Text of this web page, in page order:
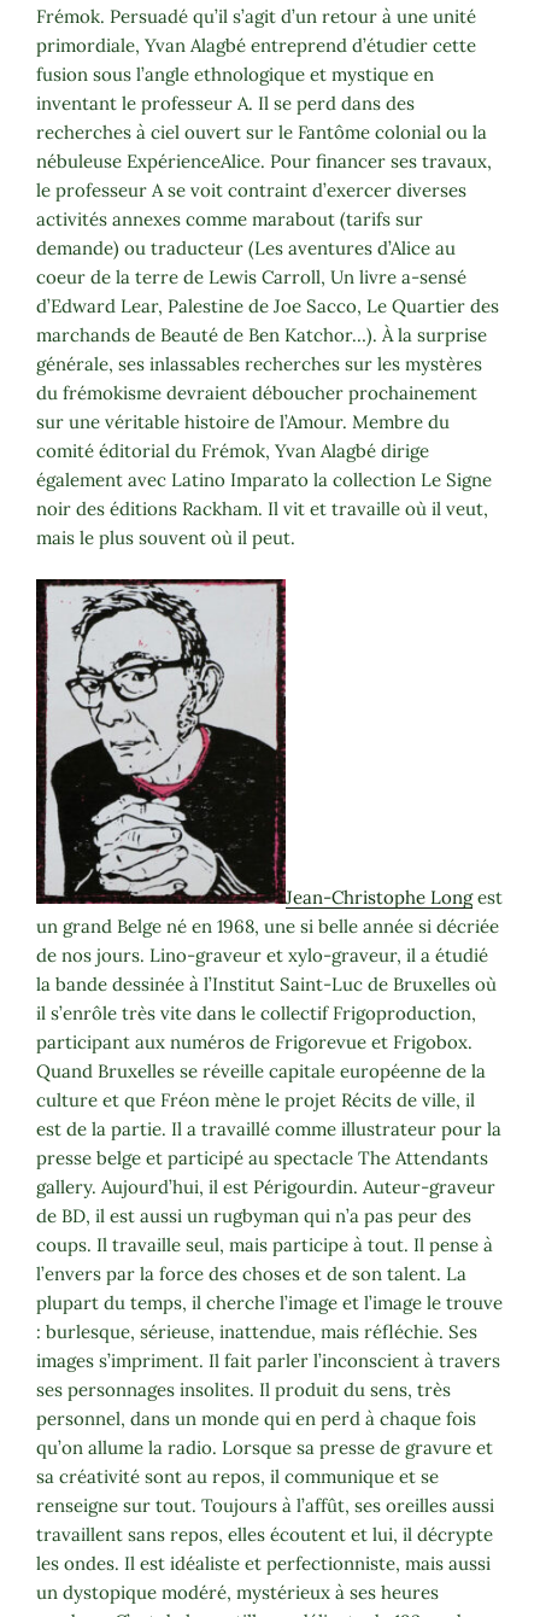
Frémok. Persuadé qu’il s’agit d’un retour à une unité
primordiale, Yvan Alagbé entreprend d’étudier cette
fusion sous l’angle ethnologique et mystique en
inventant le professeur A. Il se perd dans des
recherches à ciel ouvert sur le Fantôme colonial ou la
nébuleuse ExpérienceAlice. Pour financer ses travaux,
le professeur A se voit contraint d’exercer diverses
activités annexes comme marabout (tarifs sur
demande) ou traducteur (Les aventures d’Alice au
coeur de la terre de Lewis Carroll, Un livre a-sensé
d’Edward Lear, Palestine de Joe Sacco, Le Quartier des
marchands de Beauté de Ben Katchor…). À la surprise
générale, ses inlassables recherches sur les mystères
du frémokisme devraient déboucher prochainement
sur une véritable histoire de l’Amour. Membre du
comité éditorial du Frémok, Yvan Alagbé dirige
également avec Latino Imparato la collection Le Signe
noir des éditions Rackham. Il vit et travaille où il veut,
mais le plus souvent où il peut.
Jean-Christophe Longest
un grand Belge né en 1968, une si belle année si décriée
de nos jours. Lino-graveur et xylo-graveur, il a étudié
la bande dessinée à l’Institut Saint-Luc de Bruxelles où
il s’enrôle très vite dans le collectif Frigoproduction,
participant aux numéros de Frigorevue et Frigobox.
Quand Bruxelles se réveille capitale européenne de la
culture et que Fréon mène le projet Récits de ville, il
est de la partie. Il a travaillé comme illustrateur pour la
presse belge et participé au spectacle The Attendants
gallery. Aujourd’hui, il est Périgourdin. Auteur-graveur
de BD, il est aussi un rugbyman qui n’a pas peur des
coups. Il travaille seul, mais participe à tout. Il pense à
l’envers par la force des choses et de son talent. La
plupart du temps, il cherche l’image et l’image le trouve
: burlesque, sérieuse, inattendue, mais réfléchie. Ses
images s’impriment. Il fait parler l’inconscient à travers
ses personnages insolites. Il produit du sens, très
personnel, dans un monde qui en perd à chaque fois
qu’on allume la radio. Lorsque sa presse de gravure et
sa créativité sont au repos, il communique et se
renseigne sur tout. Toujours à l’affût, ses oreilles aussi
travaillent sans repos, elles écoutent et lui, il décrypte
les ondes. Il est idéaliste et perfectionniste, mais aussi
un dystopique modéré, mystérieux à ses heures